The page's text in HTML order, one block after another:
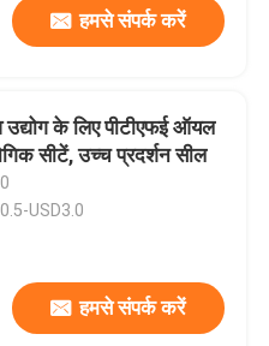
हमसे संपर्क करें
उद्योग के लिए पीटीएफई ऑयल
सीटें, उच्च प्रदर्शन सील
USD3.0
हमसे संपर्क करें